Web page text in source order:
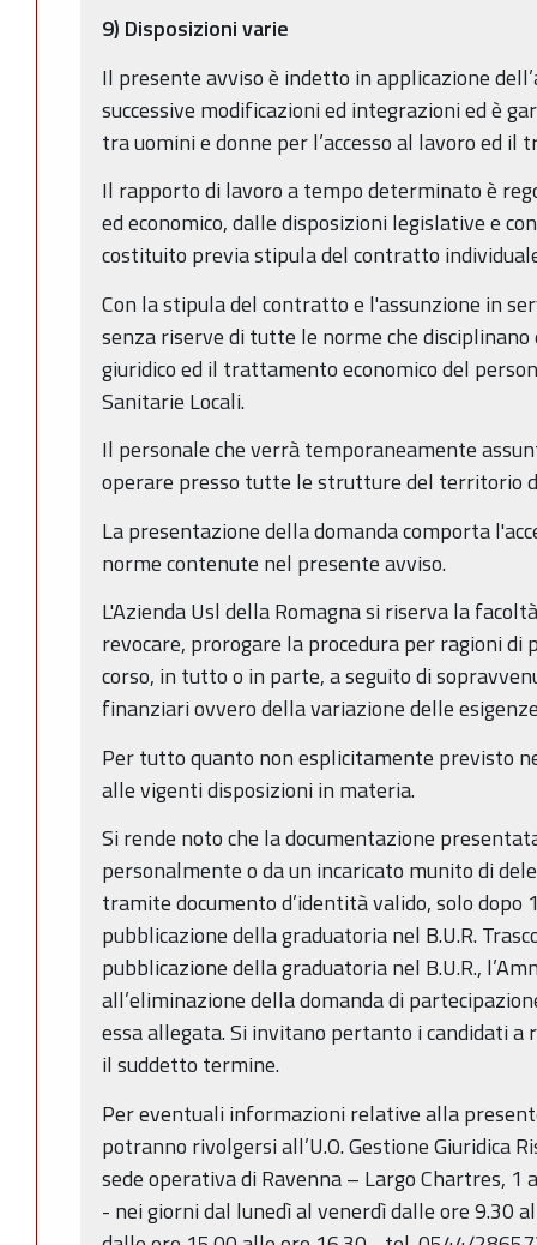
9) Disposizioni varie
Il presente avviso è indetto in applicazione
successive modificazioni ed integrazioni ed è
tra uomini e donne per l’accesso al lavoro ed
Il rapporto di lavoro a tempo determinato è
ed economico, dalle disposizioni legislative e
costituito previa stipula del contratto
Con la stipula del contratto e l'assunzione in
senza riserve di tutte le norme che
giuridico ed il trattamento economico del
Sanitarie Locali.
Il personale che verrà temporaneamente
operare presso tutte le strutture del territorio
La presentazione della domanda comporta
norme contenute nel presente avviso.
L'Azienda Usl della Romagna si riserva la
revocare, prorogare la procedura per ragioni di
corso, in tutto o in parte, a seguito di
finanziari ovvero della variazione delle
Per tutto quanto non esplicitamente previsto
alle vigenti disposizioni in materia.
Si rende noto che la documentazione
personalmente o da un incaricato munito di
tramite documento d’identità valido, solo dopo
pubblicazione della graduatoria nel B.U.R.
pubblicazione della graduatoria nel B.U.R.,
all’eliminazione della domanda di
essa allegata. Si invitano pertanto i candidati
il suddetto termine.
Per eventuali informazioni relative alla
potranno rivolgersi all’U.O. Gestione Giuridica
sede operativa di Ravenna – Largo Chartres, 1
- nei giorni dal lunedì al venerdì dalle ore 9.30